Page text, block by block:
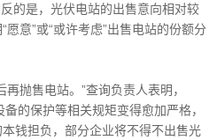
的是，光伏电站的出售意向相对较
意”或“或许考虑”出售电站的份额分
抛售电站。”查询负责人表明，
备的保护等相关规矩变得愈加严格，
钱担负，部分企业将不得不出售光